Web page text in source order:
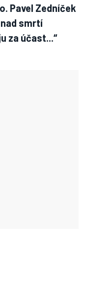
Pavel Zedníček
smrtí
za účast...“